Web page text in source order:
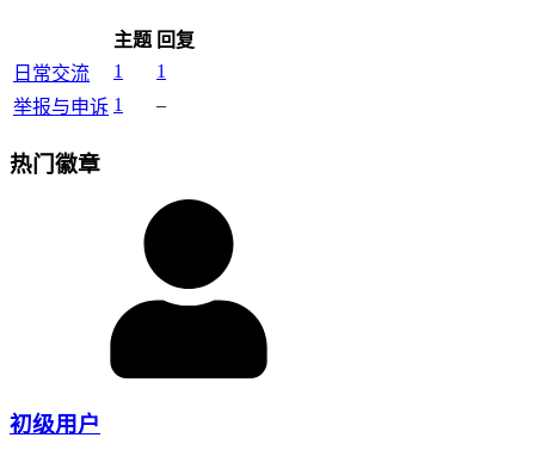
主题 回复
日常交流
1
1
举报与申诉 1 –
热门徽章
初级用户